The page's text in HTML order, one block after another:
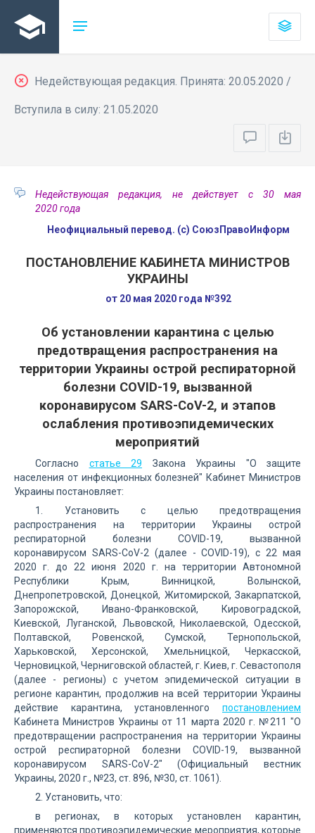
Недействующая редакция. Принята: 20.05.2020 /
Вступила в силу: 21.05.2020
Недействующая редакция, не действует с 30 мая
2020 года
Неофициальный перевод. (с) СоюзПравоИнформ
ПОСТАНОВЛЕНИЕ КАБИНЕТА МИНИСТРОВ
УКРАИНЫ
от 20 мая 2020 года №392
Об установлении карантина с целью
предотвращения распространения на
территории Украины острой респираторной
болезни COVID-19, вызванной
коронавирусом SARS-CoV-2, и этапов
ослабления противоэпидемических
мероприятий
Согласно статье 29 Закона Украины "О защите
населения от инфекционных болезней" Кабинет Министров
Украины постановляет:
1. Установить с целью предотвращения
распространения на территории Украины острой
респираторной болезни COVID-19, вызванной
коронавирусом SARS-CoV-2 (далее - COVID-19), с 22 мая
2020 г. до 22 июня 2020 г. на территории Автономной
Республики Крым, Винницкой, Волынской,
Днепропетровской, Донецкой, Житомирской, Закарпатской,
Запорожской, Ивано-Франковской, Кировоградской,
Киевской, Луганской, Львовской, Николаевской, Одесской,
Полтавской, Ровенской, Сумской, Тернопольской,
Харьковской, Херсонской, Хмельницкой, Черкасской,
Черновицкой, Черниговской областей, г. Киев, г. Севастополя
(далее - регионы) с учетом эпидемической ситуации в
регионе карантин, продолжив на всей территории Украины
действие карантина, установленного постановлением
Кабинета Министров Украины от 11 марта 2020 г. №211 "О
предотвращении распространения на территории Украины
острой респираторной болезни COVID-19, вызванной
коронавирусом SARS-CoV-2" (Официальный вестник
Украины, 2020 г., №23, ст. 896, №30, ст. 1061).
2. Установить, что:
в регионах, в которых установлен карантин,
применяются противоэпидемические мероприятия, которые